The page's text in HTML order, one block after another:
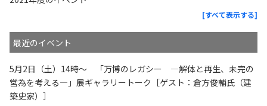
[すべて表示する]
最近のイベント
5月2日（土）14時〜 「万博のレガシー —解体と再生、未完の
営為を考える—」展ギャラリートーク［ゲスト：倉方俊輔氏（建
築史家）］